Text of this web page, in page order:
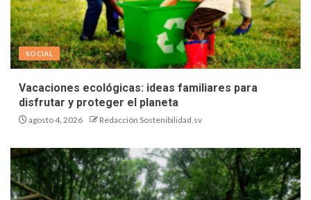
SOCIAL
Vacaciones ecológicas: ideas familiares para
disfrutar y proteger el planeta
agosto 4, 2026 Redacción Sostenibilidad.sv